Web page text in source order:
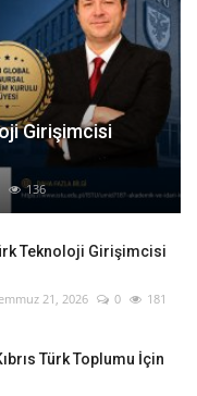
Girişimcisi
136
Teknoloji Girişimcisi
21, 2026 0 181
Türk Toplumu İçin